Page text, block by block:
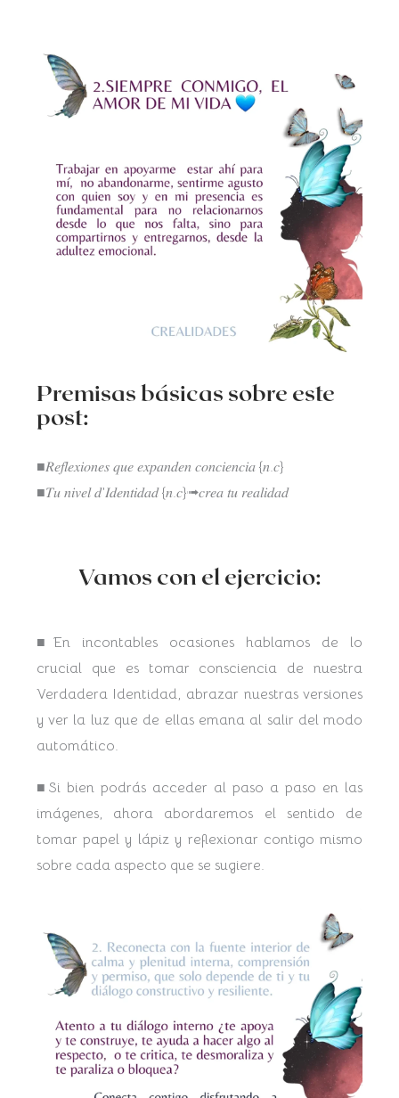
Premisas básicas sobre este
post:
■𝑅𝑒𝑓𝑙𝑒𝑥𝑖𝑜𝑛𝑒𝑠 𝑞𝑢𝑒 𝑒𝑥𝑝𝑎𝑛𝑑𝑒𝑛 𝑐𝑜𝑛𝑐𝑖𝑒𝑛𝑐𝑖𝑎 {𝑛.𝑐}
■𝑇𝑢 𝑛𝑖𝑣𝑒𝑙 𝑑’𝐼𝑑𝑒𝑛𝑡𝑖𝑑𝑎𝑑 {𝑛.𝑐}➟𝑐𝑟𝑒𝑎 𝑡𝑢 𝑟𝑒𝑎𝑙𝑖𝑑𝑎𝑑
Vamos con el ejercicio:
■En incontables ocasiones hablamos de lo
crucial que es tomar consciencia de nuestra
Verdadera Identidad, abrazar nuestras versiones
y ver la luz que de ellas emana al salir del modo
automático.
■Si bien podrás acceder al paso a paso en las
imágenes, ahora abordaremos el sentido de
tomar papel y lápiz y reflexionar contigo mismo
sobre cada aspecto que se sugiere.